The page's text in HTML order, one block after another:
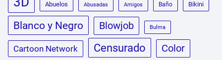
Abuelos Abusadas Amigos Baño Bikini
Blanco y Negro Blowjob Bulma
Cartoon Network Censurado Color